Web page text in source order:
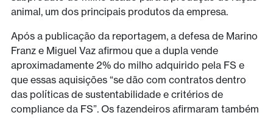
animal, um dos principais produtos da empresa.
Após a publicação da reportagem, a defesa de Marino
Franz e Miguel Vaz afirmou que a dupla vende
aproximadamente 2% do milho adquirido pela FS e
que essas aquisições “se dão com contratos dentro
das políticas de sustentabilidade e critérios de
compliance da FS”. Os fazendeiros afirmaram também